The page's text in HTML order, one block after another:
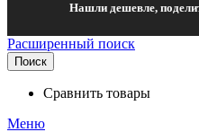
Нашли дешевле,
Расширенный поиск
Поиск
Сравнить товары
Меню